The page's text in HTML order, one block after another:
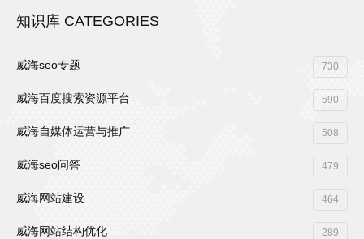
知识库 CATEGORIES
威海seo专题 730
威海百度搜索资源平台 590
威海自媒体运营与推广 508
威海seo问答 479
威海网站建设 464
威海网站结构优化 289